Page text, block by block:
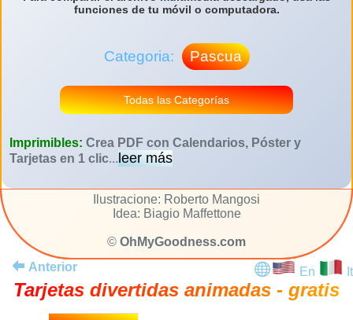
funciones de tu móvil o computadora.
Categoria: Pascua
Todas las Categorías
Imprimibles: Crea PDF con Calendarios, Póster y
Tarjetas en 1 clic...leer más
Ilustracione: Roberto Mangosi
Idea: Biagio Maffettone
© OhMyGoodness.com
Anterior
En It
Tarjetas divertidas animadas - gratis